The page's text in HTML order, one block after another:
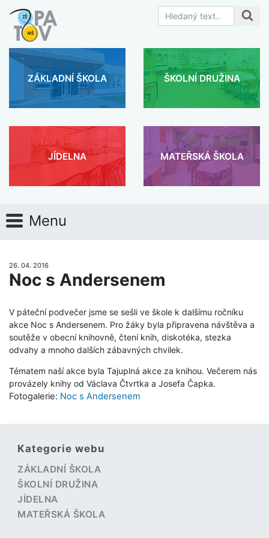
ZÁKLADNÍ ŠKOLA ŠKOLNÍ DRUŽINA
JÍDELNA MATEŘSKÁ ŠKOLA
Menu
26. 04. 2016
Noc s Andersenem
V páteční podvečer jsme se sešli ve škole k dalšímu ročníku
akce Noc s Andersenem. Pro žáky byla připravena návštěva a
soutěže v obecní knihovně, čtení knih, diskotéka, stezka
odvahy a mnoho dalších zábavných chvilek.
Tématem naší akce byla Tajuplná akce za knihou. Večerem nás
provázely knihy od Václava Čtvrtka a Josefa Čapka.
Fotogalerie: Noc s Andersenem
Kategorie webu
ZÁKLADNÍ ŠKOLA
ŠKOLNÍ DRUŽINA
JÍDELNA
MATEŘSKÁ ŠKOLA